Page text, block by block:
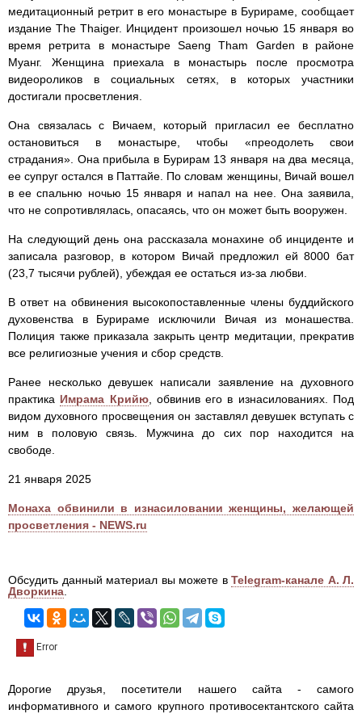
медитационный ретрит в его монастыре в Бурираме, сообщает
издание The Thaiger. Инцидент произошел ночью 15 января во
время ретрита в монастыре Saeng Tham Garden в районе
Муанг. Женщина приехала в монастырь после просмотра
видеороликов в социальных сетях, в которых участники
достигали просветления.
Она связалась с Вичаем, который пригласил ее бесплатно
остановиться в монастыре, чтобы «преодолеть свои
страдания». Она прибыла в Бурирам 13 января на два месяца,
ее супруг остался в Паттайе. По словам женщины, Вичай вошел
в ее спальню ночью 15 января и напал на нее. Она заявила,
что не сопротивлялась, опасаясь, что он может быть вооружен.
На следующий день она рассказала монахине об инциденте и
записала разговор, в котором Вичай предложил ей 8000 бат
(23,7 тысячи рублей), убеждая ее остаться из-за любви.
В ответ на обвинения высокопоставленные члены буддийского
духовенства в Бурираме исключили Вичая из монашества.
Полиция также приказала закрыть центр медитации, прекратив
все религиозные учения и сбор средств.
Ранее несколько девушек написали заявление на духовного
практика Имрама Крийю, обвинив его в изнасилованиях. Под
видом духовного просвещения он заставлял девушек вступать с
ним в половую связь. Мужчина до сих пор находится на
свободе.
21 января 2025
Монаха обвинили в изнасиловании женщины, желающей
просветления - NEWS.ru
Обсудить данный материал вы можете в Telegram-канале А. Л.
Дворкина.
Дорогие друзья, посетители нашего сайта - самого
информативного и самого крупного противосектантского сайта